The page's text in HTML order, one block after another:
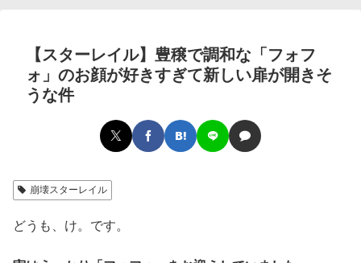
【スターレイル】豊穣で調和な「フォフ
ォ」のお顔が好きすぎて新しい扉が開きそ
うな件
崩壊スターレイル
どうも、け。です。